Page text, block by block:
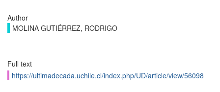
Author
MOLINA GUTIÉRREZ, RODRIGO
Full text
https://ultimadecada.uchile.cl/index.php/UD/article/view/56098